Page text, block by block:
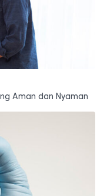
Aman dan Nyaman